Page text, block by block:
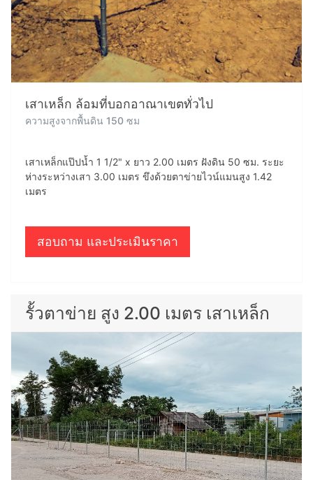
เสาเหล็ก ล้อมที่บอกอาณาเขตทั่วไป
ความสูงจากพื้นดิน 150 ซม
เสาเหล็กแป๊ปน้ำ 1 1/2" x ยาว 2.00 เมตร ฝังดิน 50 ซม. ระยะ
ห่างระหว่างเสา 3.00 เมตร ขึงด้วยตาข่ายไวน์แมนสูง 1.42
เมตร
สอบถาม และประเมินราคา
รั้วตาข่าย สูง 2.00 เมตร เสาเหล็ก